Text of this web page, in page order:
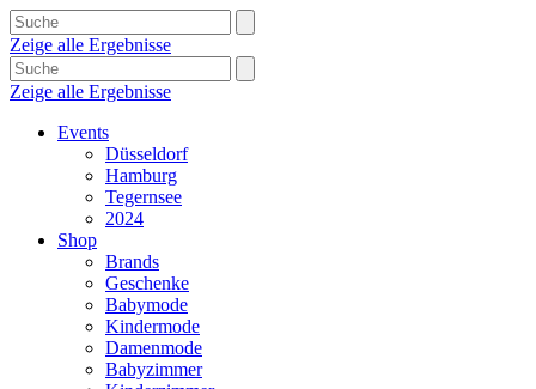
Zeige alle Ergebnisse
Zeige alle Ergebnisse
Events
Düsseldorf
Hamburg
Tegernsee
2024
Shop
Brands
Geschenke
Babymode
Kindermode
Damenmode
Babyzimmer